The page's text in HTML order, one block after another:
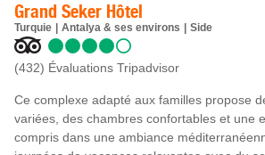
Grand Seker Hôtel
Turquie Antalya & ses environs Side
(432) Évaluations Tripadvisor
Ce complexe adapté aux familles propose
variées, des chambres confortables et une
compris dans une ambiance